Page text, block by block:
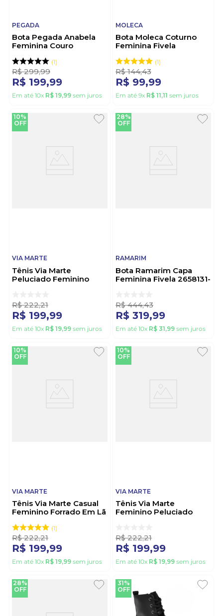
PEGADA
Bota Pegada Anabela
Feminina Couro
1
R$ 299,99
R$ 199,99
Em até 10x R$ 19,99 sem juros
MOLECA
Bota Moleca Coturno
Feminina Fivela
1
R$ 144,43
R$ 99,99
Em até 9x R$ 11,11 sem juros
10%
OFF
VIA MARTE
Tênis Via Marte
Peluciado Feminino
R$ 222,21
R$ 199,99
Em até 10x R$ 19,99 sem juros
28%
OFF
RAMARIM
Bota Ramarim Capa
Feminina Fivela 2658131-
R$ 444,43
R$ 319,99
Em até 10x R$ 31,99 sem juros
10%
OFF
VIA MARTE
Tênis Via Marte Casual
Feminino Forrado Em Lã
1
R$ 222,21
R$ 199,99
Em até 10x R$ 19,99 sem juros
10%
OFF
VIA MARTE
Tênis Via Marte
Feminino Peluciado
R$ 222,21
R$ 199,99
Em até 10x R$ 19,99 sem juros
28%
OFF
31%
OFF